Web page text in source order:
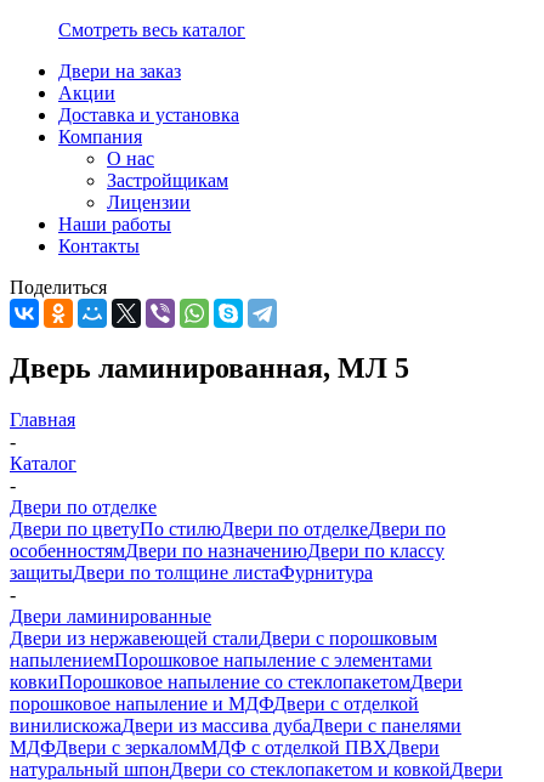
Смотреть весь каталог
Двери на заказ
Акции
Доставка и установка
Компания
О нас
Застройщикам
Лицензии
Наши работы
Контакты
Поделиться
Дверь ламинированная, МЛ 5
Главная
-
Каталог
-
Двери по отделке
Двери по цветуПо стилюДвери по отделкеДвери по
особенностямДвери по назначениюДвери по классу
защитыДвери по толщине листаФурнитура
-
Двери ламинированные
Двери из нержавеющей сталиДвери с порошковым
напылениемПорошковое напыление с элементами
ковкиПорошковое напыление со стеклопакетомДвери
порошковое напыление и МДФДвери с отделкой
винилискожаДвери из массива дубаДвери с панелями
МДФДвери с зеркаломМДФ с отделкой ПВХДвери
натуральный шпонДвери со стеклопакетом и ковкойДвери